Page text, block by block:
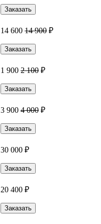
Заказать
14 600 14 900 ₽
Заказать
1 900 2 100 ₽
Заказать
3 900 4 000 ₽
Заказать
30 000 ₽
Заказать
20 400 ₽
Заказать